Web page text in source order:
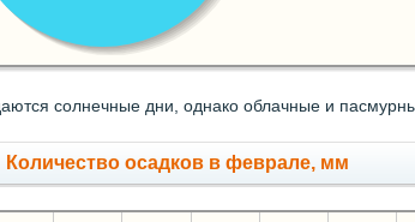
солнечные дни, однако облачные и
Количество осадков в феврале, мм